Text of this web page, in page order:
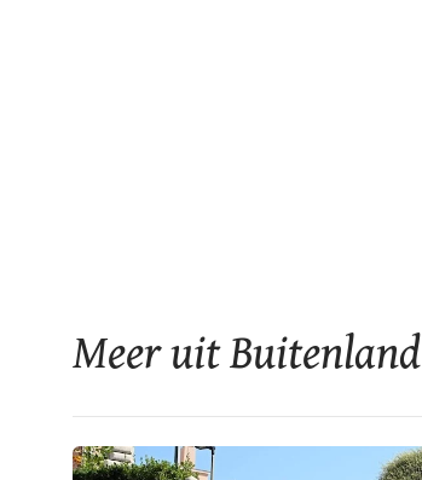
Meer uit Buitenland